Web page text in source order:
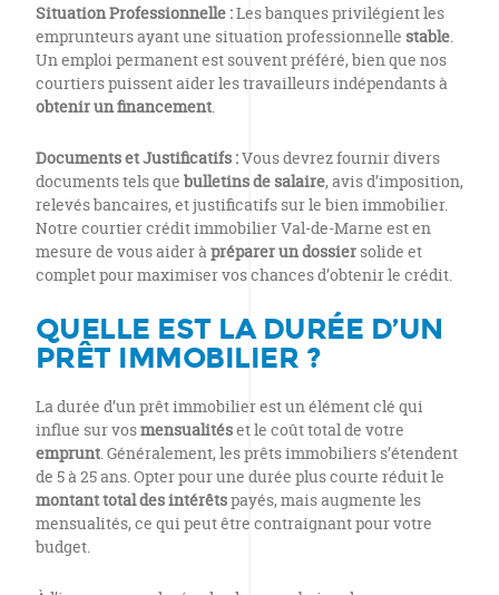
Situation Professionnelle :Les banques privilégient les
emprunteurs ayant une situation professionnelle stable.
Un emploi permanent est souvent préféré, bien que nos
courtiers puissent aider les travailleurs indépendants à
obtenir un financement.
Documents et Justificatifs :Vous devrez fournir divers
documents tels que bulletins de salaire, avis d’imposition,
relevés bancaires, et justificatifs sur le bien immobilier.
Notre courtier crédit immobilier Val-de-Marne est en
mesure de vous aider àpréparer un dossier solide et
complet pour maximiser vos chances d’obtenir le crédit.
QUELLE EST LA DURÉE D’UN
PRÊT IMMOBILIER ?
La durée d’un prêt immobilier est un élément clé qui
influe sur vosmensualitéset le coût total de votre
emprunt. Généralement, les prêts immobiliers s’étendent
de 5 à 25 ans. Opter pour une durée plus courte réduit le
montant total des intérêtspayés, mais augmente les
mensualités, ce qui peut être contraignant pour votre
budget.